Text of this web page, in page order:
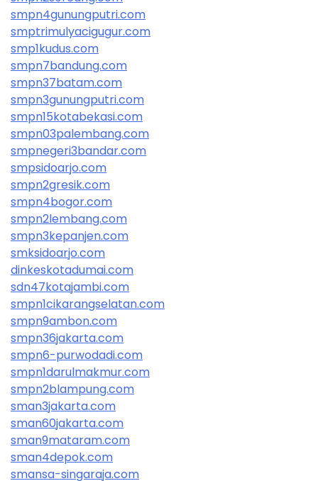
smpn4gunungputri.com
smptrimulyacigugur.com
smp1kudus.com
smpn7bandung.com
smpn37batam.com
smpn3gunungputri.com
smpn15kotabekasi.com
smpn03palembang.com
smpnegeri3bandar.com
smpsidoarjo.com
smpn2gresik.com
smpn4bogor.com
smpn2lembang.com
smpn3kepanjen.com
smksidoarjo.com
dinkeskotadumai.com
sdn47kotajambi.com
smpn1cikarangselatan.com
smpn9ambon.com
smpn36jakarta.com
smpn6-purwodadi.com
smpn1darulmakmur.com
smpn2blampung.com
sman3jakarta.com
sman60jakarta.com
sman9mataram.com
sman4depok.com
smansa-singaraja.com